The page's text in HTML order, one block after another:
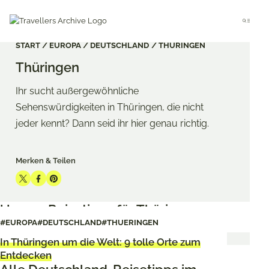
content
Menu
START EUROPA DEUTSCHLAND THÜRINGEN
Thüringen
Ihr sucht außergewöhnliche
Sehenswürdigkeiten in Thüringen, die nicht
jeder kennt? Dann seid ihr hier genau richtig.
Merken & Teilen
ShareShare
Facebook
Share
Pinterest
Unsere Reisetipps für Thüringen
#EUROPA#DEUTSCHLAND#THUERINGEN
In Thüringen um die Welt: 9 tolle Orte zum
Entdecken